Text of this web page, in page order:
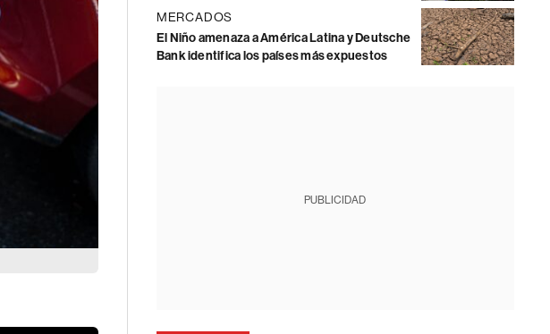
MERCADOS
El Niño amenaza a América Latina y Deutsche
Bank identifica los países más expuestos
PUBLICIDAD